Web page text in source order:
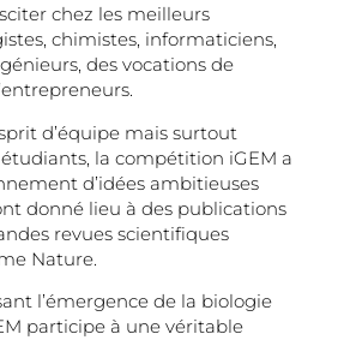
chez les meilleurs
chimistes, informaticiens,
des vocations de
d’équipe mais surtout
la compétition iGEM a
d’idées ambitieuses
donné lieu à des publications
revues scientifiques
Nature.
l’émergence de la biologie
participe à une véritable